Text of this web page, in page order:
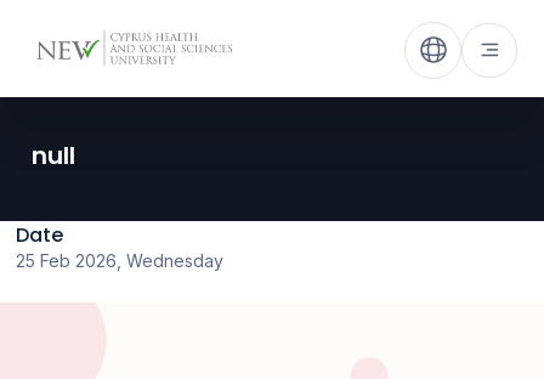
null
Date
25 Feb 2026, Wednesday